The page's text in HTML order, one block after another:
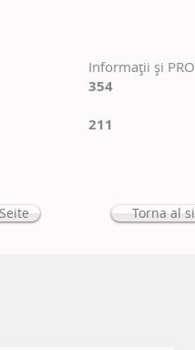
Informaţii şi
354
211
Torna al